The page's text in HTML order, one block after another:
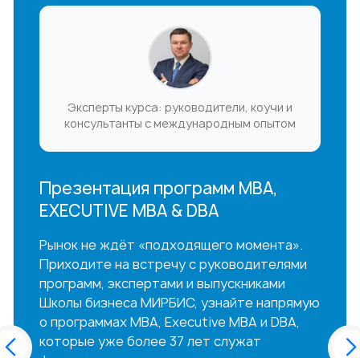
Эксперты курса: руководители, коучи и
консультанты с международным опытом
Презентация программ MBA,
EXECUTIVE MBA & DBA
Рынок не ждёт «подходящего момента».
Приходите на встречу с руководителями
программ, экспертами и выпускниками
Школы бизнеса МИРБИС, узнайте напрямую
о программах MBA, Executive MBA и DBA,
которые уже более 37 лет служат